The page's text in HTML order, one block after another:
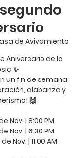
de Avivamiento
Aniversario de la
✨
un fin de semana
alabanza y
🙌
Nov. | 8:00 PM
Nov. | 6:30 PM
Nov. | 11:00 AM